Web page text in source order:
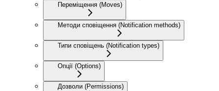
Переміщення (Moves)
Методи сповіщення (Notification methods)
Типи сповіщень (Notification types)
Опції (Options)
Дозволи (Permissions)